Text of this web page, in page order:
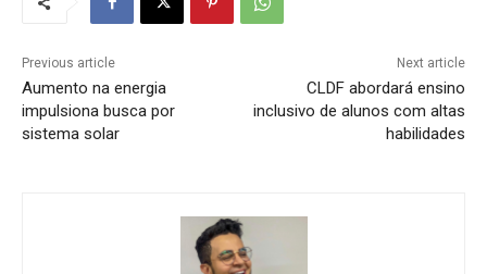
Previous article
Aumento na energia
impulsiona busca por
sistema solar
Next article
CLDF abordará ensino
inclusivo de alunos com altas
habilidades